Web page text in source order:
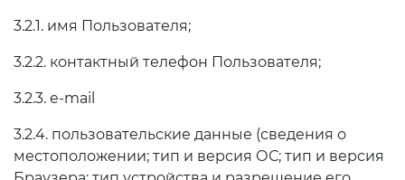
3.2.1. имя Пользователя;
3.2.2. контактный телефон Пользователя;
3.2.3. e-mail
3.2.4. пользовательские данные (сведения о
местоположении; тип и версия ОС; тип и версия